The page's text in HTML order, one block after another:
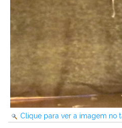
Clique para ver a imagem no